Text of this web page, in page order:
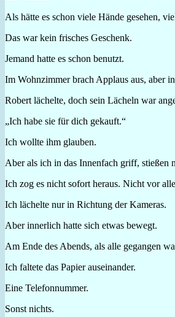
Als hätte es schon viele Hände gesehen,
Das war kein frisches Geschenk.
Jemand hatte es schon benutzt.
Im Wohnzimmer brach Applaus aus, aber
Robert lächelte, doch sein Lächeln war
„Ich habe sie für dich gekauft.“
Ich wollte ihm glauben.
Aber als ich in das Innenfach griff, stießen
Ich zog es nicht sofort heraus. Nicht vor
Ich lächelte nur in Richtung der Kameras.
Aber innerlich hatte sich etwas bewegt.
Am Ende des Abends, als alle gegangen
Ich faltete das Papier auseinander.
Eine Telefonnummer.
Sonst nichts.